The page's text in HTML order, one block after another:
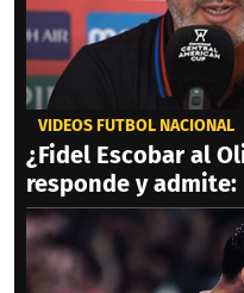
VIDEOS FÚTBOL NACIONAL
¿Fidel Escobar al
responde y